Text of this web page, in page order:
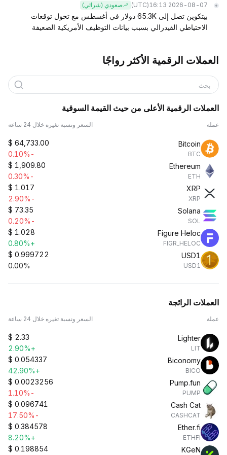
2026-08-07 16:13
(UTC) صعودي (شرائي)
بيتكوين تصل إلى 65.3K دولار في أغسطس مع تحول توقعات
الاحتياطي الفيدرالي بسبب بيانات التوظيف الأمريكية الضعيفة
العملات الرقمية الأكثر رواجًا
بحث
العملات الرقمية الأعلى من حيث القيمة السوقية
عملة السعر ونسبة تغيره خلال 24 ساعة
Bitcoin
BTC
$ 64,733.00
-0.10%
Ethereum
ETH
$ 1,909.80
-0.30%
XRP
XRP
$ 1.017
-2.90%
Solana
SOL
$ 73.35
-0.20%
Figure Heloc
FIGR_HELOC
$ 1.028
+0.80%
USD1
USD1
$ 0.999722
0.00%
العملات الرائجة
عملة السعر ونسبة تغيره خلال 24 ساعة
Lighter
LIT
$ 2.33
+2.90%
Biconomy
BICO
$ 0.054337
+42.90%
Pump.fun
PUMP
$ 0.0023256
-1.10%
Cash Cat
CASHCAT
$ 0.096741
-17.50%
Ether.fi
ETHFI
$ 0.384578
+8.20%
KGeN
$ 0.198854